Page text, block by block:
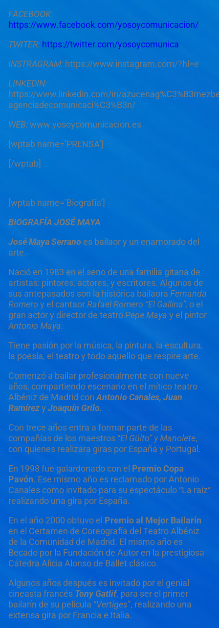
FACEBOOK:
https://www.facebook.com/yosoycomunicacion/
TWITER: https://twitter.com/yosoycomunica
INSTRAGRAM:https://www.instagram.com/?hl=e
LINKEDIN:
https://www.linkedin.com/in/
agenciadecomunicaci%C3%B3n/
WEB:www.yosoycomunicacion.es
[wptab name=’PRENSA’]
[/wptab]
[wptab name=’Biografía’]
BIOGRAFÍA JOSÉ MAYA
JoséMaya Serranoes bailaor y un enamorado del
arte.
Nació en 1983 en el seno de una familia gitana de
artistas: pintores, actores, y escritores. Algunos de
sus antepasados son la histórica bailaora Fernanda
Romero y el cantaorRafael Romero “El Gallina”, o el
gran actor y director de teatroPepe Maya y el pintor
Antonio Maya.
Tiene pasión por la música, la pintura, la escultura,
la poesía, el teatro y todo aquello que respire arte.
Comenzó a bailar profesionalmente con nueve
años, compartiendo escenario en el mítico teatro
Albéniz de Madrid con Antonio Canales, Juan
Ramírezy Joaquín Grilo.
Con trece años entra a formar parte de las
compañías de los maestros “El Güito” y Manolete,
con quienes realizara giras por España y Portugal.
En 1998 fue galardonado con el Premio Copa
Pavón. Ese mismo año es reclamado por Antonio
Canales como invitado para su espectáculo “La raíz“
realizando una gira por España.
En el año 2000 obtuvo el Premio al Mejor Bailarín
en el Certamen de Coreografía del Teatro Albéniz
de la Comunidad de Madrid. El mismo año es
Becado por la Fundación de Autor en la prestigiosa
Cátedra Alicia Alonso de Ballet clásico.
Algunos años después es invitado por el genial
cineasta francés Tony Gatlif, para ser el primer
bailarín de su película “Vertiges”, realizando una
extensa gira por Francia e Italia.